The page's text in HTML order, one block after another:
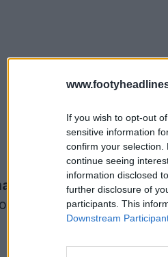
If you wish to opt-out
sensitive information
confirm your
continue seeing
information disclosed
further disclosure of
participants. This
Downstream
d'avant-match